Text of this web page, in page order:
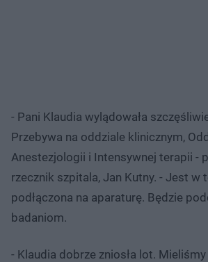
- Pani Klaudia wylądowała
Przebywa na oddziale klinicznym,
Anestezjologii i Intensywnej terapii -
rzecznik szpitala, Jan Kutny. - Jest w
podłączona na aparaturę. Będzie
badaniom.
- Klaudia dobrze zniosła lot.